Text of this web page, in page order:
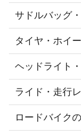
サドルバッグ
タイヤ・ホイ
ヘッドライト
ライド・走行
ロードバイク